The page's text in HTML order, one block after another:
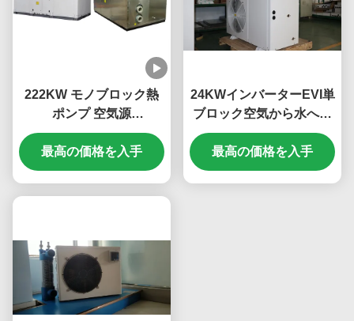
222KW モノブロック熱
ポンプ 空気源
3N/380V/50Hz 電源
最高の価格を入手
24KWインバーターEVI単
ブロック空気から水への
熱ポンプ 3N 380V 50HZ
エネルギー効率の良い加
熱のために
最高の価格を入手